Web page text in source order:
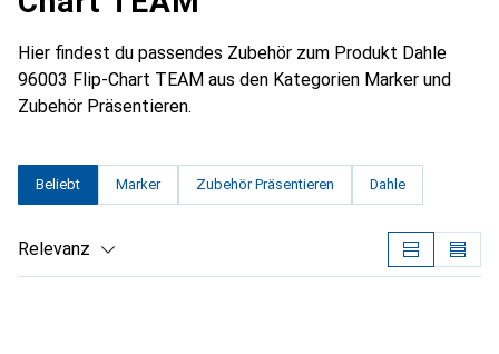
Hier findest du passendes Zubehör zum Produkt Dahle
96003 Flip-Chart TEAM aus den Kategorien Marker und
Zubehör Präsentieren.
Beliebt Marker Zubehör Präsentieren Dahle
Relevanz